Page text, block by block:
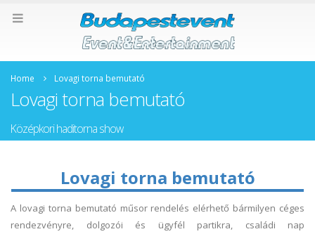
Home Lovagi torna bemutató
Lovagi torna bemutató
Középkori haditorna show
Lovagi torna bemutató
A lovagi torna bemutató műsor rendelés elérhető bármilyen céges
rendezvényre, dolgozói és ügyfél partikra, családi nap